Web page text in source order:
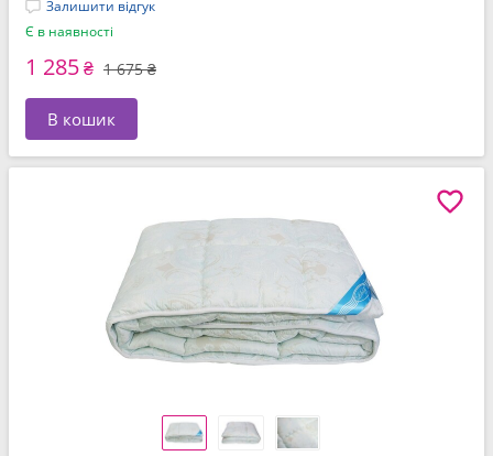
Залишити відгук
Є в наявності
1 285₴ 1 675 ₴
В кошик